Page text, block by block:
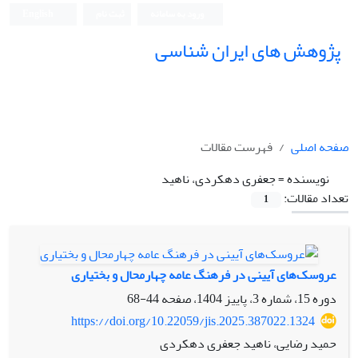
پژوهش های ایران شناسی
صفحه اصلی
فهرست مقالات
نویسنده =جعفری دهکردی، ناهید
تعداد مقالات:
1
عروسک‌های آیینی در فرهنگ عامه چهارمحال و بختیاری
دوره 15، شماره 3، پاییز 1404، صفحه
44-68
https://doi.org/10.22059/jis.2025.387022.1324
حمید رضایی، ناهید جعفری دهکردی